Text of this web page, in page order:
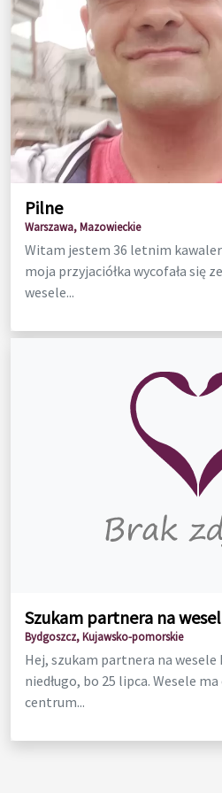
Pilne
Warszawa, Mazowieckie
Witam jestem 36 letnim
moja przyjaciółka wycofała się
wesele...
Szukam partnera na
Bydgoszcz, Kujawsko-pomorskie
Hej, szukam partnera na
niedługo, bo 25 lipca. Wesele
centrum...